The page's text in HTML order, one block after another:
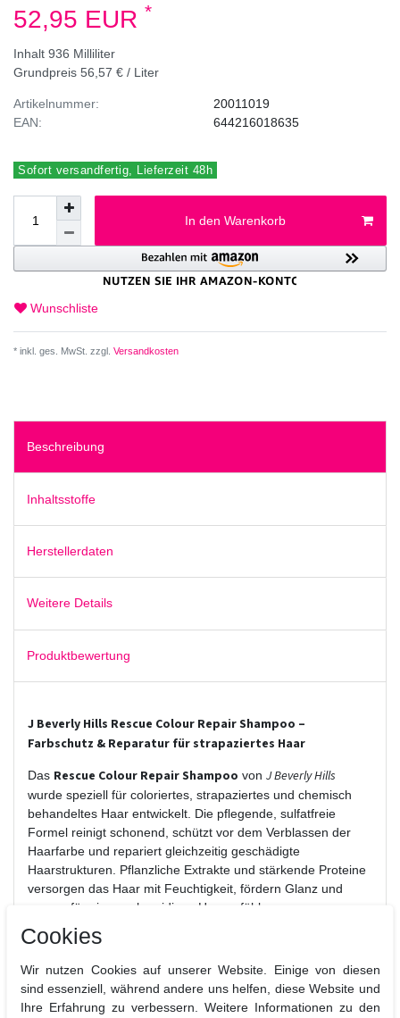
52,95 EUR *
Inhalt 936 Milliliter
Grundpreis 56,57 € / Liter
Artikelnummer:
EAN:
20011019
644216018635
Sofort versandfertig, Lieferzeit 48h
In den Warenkorb
Wunschliste
* inkl. ges. MwSt. zzgl. Versandkosten
Beschreibung
Inhaltsstoffe
Herstellerdaten
Weitere Details
Produktbewertung
J Beverly Hills Rescue Colour Repair Shampoo –
Farbschutz & Reparatur für strapaziertes Haar
Das Rescue Colour Repair Shampoo von J Beverly Hills
wurde speziell für coloriertes, strapaziertes und chemisch
behandeltes Haar entwickelt. Die pflegende, sulfatfreie
Formel reinigt schonend, schützt vor dem Verblassen der
Haarfarbe und repariert gleichzeitig geschädigte
Haarstrukturen. Pflanzliche Extrakte und stärkende Proteine
versorgen das Haar mit Feuchtigkeit, fördern Glanz und
sorgen für ein geschmeidiges Haargefühl.
Vorteile auf einen Blick:
Schützt coloriertes Haar vor dem Verblassen
Repariert & stärkt geschädigte Haarfasern
Sanfte, sulfatfreie Reinigung
Cookies
Wir nutzen Cookies auf unserer Website. Einige von diesen
sind essenziell, während andere uns helfen, diese Website und
Ihre Erfahrung zu verbessern. Weitere Informationen zu den